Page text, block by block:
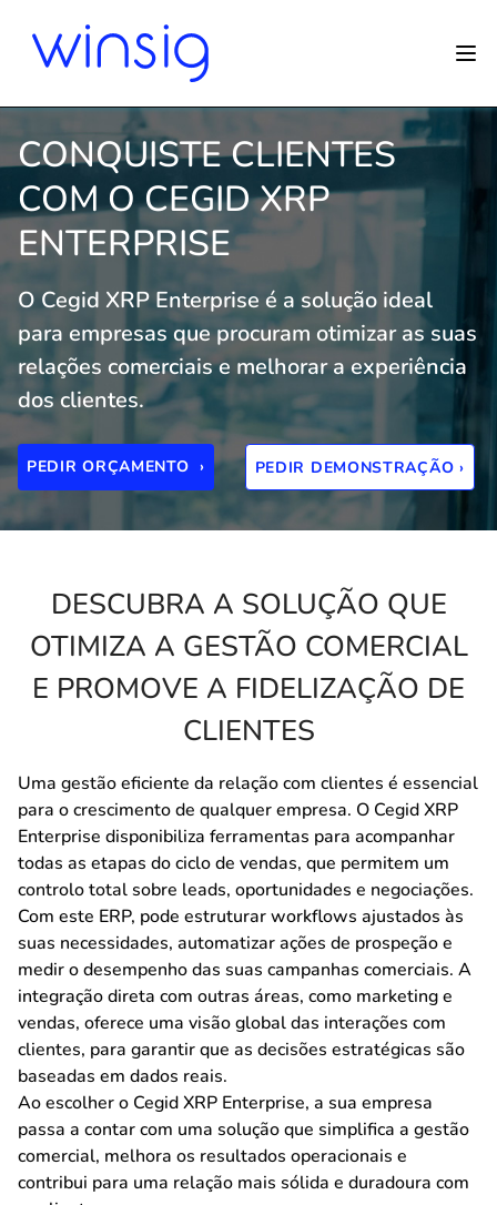
CONQUISTE CLIENTES
COM O CEGID XRP
ENTERPRISE
O Cegid XRP Enterprise é a solução ideal
para empresas que procuram otimizar as suas
relações comerciais e melhorar a experiência
dos clientes.
PEDIR ORÇAMENTO › PEDIR DEMONSTRAÇÃO ›
DESCUBRA A SOLUÇÃO QUE
OTIMIZA A GESTÃO COMERCIAL
E PROMOVE A FIDELIZAÇÃO DE
CLIENTES
Uma gestão eficiente da relação com clientes é essencial
para o crescimento de qualquer empresa. O Cegid XRP
Enterprise disponibiliza ferramentas para acompanhar
todas as etapas do ciclo de vendas, que permitem um
controlo total sobre leads, oportunidades e negociações.
Com este ERP, pode estruturar workflows ajustados às
suas necessidades, automatizar ações de prospeção e
medir o desempenho das suas campanhas comerciais. A
integração direta com outras áreas, como marketing e
vendas, oferece uma visão global das interações com
clientes, para garantir que as decisões estratégicas são
baseadas em dados reais.
Ao escolher o Cegid XRP Enterprise, a sua empresa
passa a contar com uma solução que simplifica a gestão
comercial, melhora os resultados operacionais e
contribui para uma relação mais sólida e duradoura com